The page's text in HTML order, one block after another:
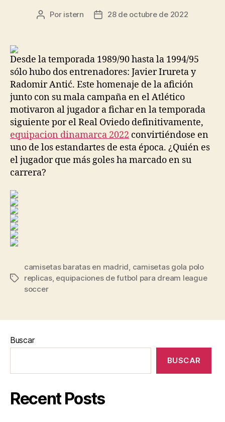
Autor
Por istern
Fecha28 de octubre de 2022
Desde la temporada 1989/90 hasta la 1994/95
sólo hubo dos entrenadores: Javier Irureta y
Radomir Antić. Este homenaje de la afición
junto con su mala campaña en el Atlético
motivaron al jugador a fichar en la temporada
siguiente por el Real Oviedo definitivamente,
equipacion dinamarca 2022 convirtiéndose en
uno de los estandartes de esta época. ¿Quién es
el jugador que más goles ha marcado en su
carrera?
Etiquetas
camisetas baratas en madrid, camisetas gola polo
replicas, equipaciones de futbol para dream league
soccer
Buscar
BUSCAR
Recent Posts